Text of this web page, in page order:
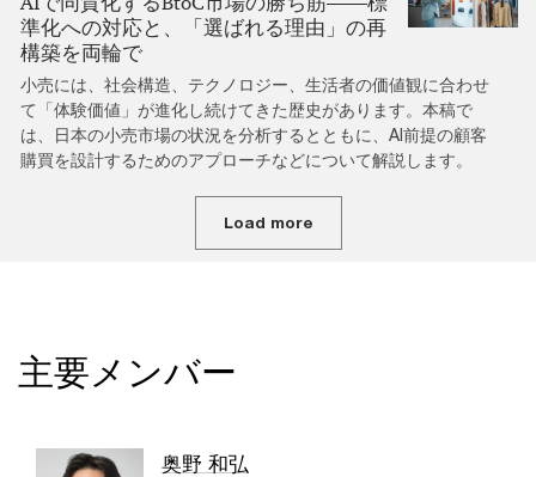
準化への対応と、「選ばれる理由」の再
構築を両輪で
小売には、社会構造、テクノロジー、生活者の価値観に合わせ
て「体験価値」が進化し続けてきた歴史があります。本稿で
は、日本の小売市場の状況を分析するとともに、AI前提の顧客
購買を設計するためのアプローチなどについて解説します。
Load more
主要メンバー
奥野 和弘